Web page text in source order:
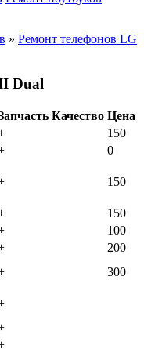
» Ремонт телефонов LG
Dual
Качество Цена
150
0
150
150
100
200
300